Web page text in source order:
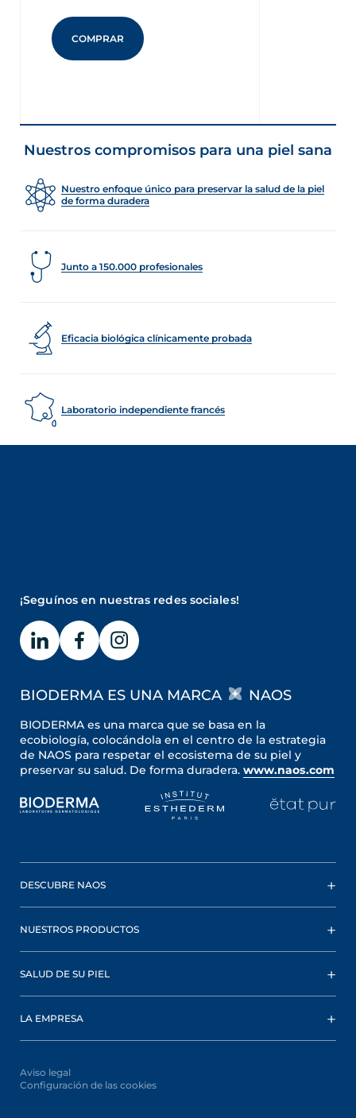
COMPRAR
Nuestros compromisos para una piel sana
Nuestro enfoque único para preservar la salud de la piel
de forma duradera
Junto a 150.000 profesionales
Eficacia biológica clínicamente probada
Laboratorio independiente francés
¡Seguínos en nuestras redes sociales!
BIODERMA ES UNA MARCA NAOS
BIODERMA es una marca que se basa en la
ecobiología, colocándola en el centro de la estrategia
de NAOS para respetar el ecosistema de su piel y
preservar su salud. De forma duradera. www.naos.com
DESCUBRE NAOS
NUESTROS PRODUCTOS
SALUD DE SU PIEL
LA EMPRESA
Aviso legal
Configuración de las cookies